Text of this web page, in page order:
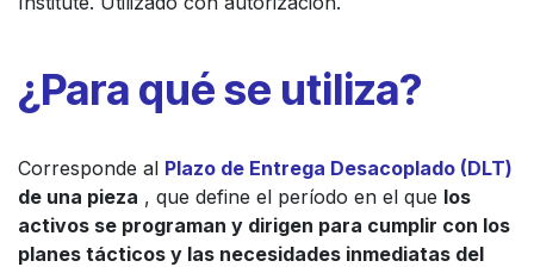
¿Para qué se utiliza?
Corresponde al Plazo de Entrega Desacoplado (DLT)
de una pieza , que define el período en el que los
activos se programan y dirigen para cumplir con los
planes tácticos y las necesidades inmediatas del